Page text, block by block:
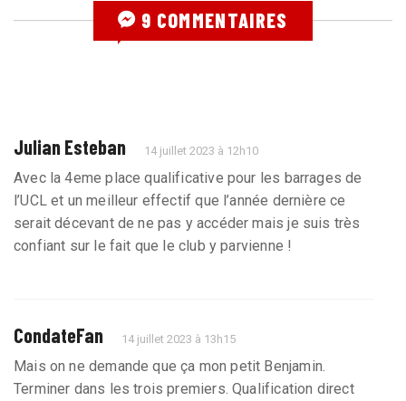
9 COMMENTAIRES
Julian Esteban 14 juillet 2023 à 12h10
Avec la 4eme place qualificative pour les barrages de
l’UCL et un meilleur effectif que l’année dernière ce
serait décevant de ne pas y accéder mais je suis très
confiant sur le fait que le club y parvienne !
CondateFan 14 juillet 2023 à 13h15
Mais on ne demande que ça mon petit Benjamin.
Terminer dans les trois premiers. Qualification direct